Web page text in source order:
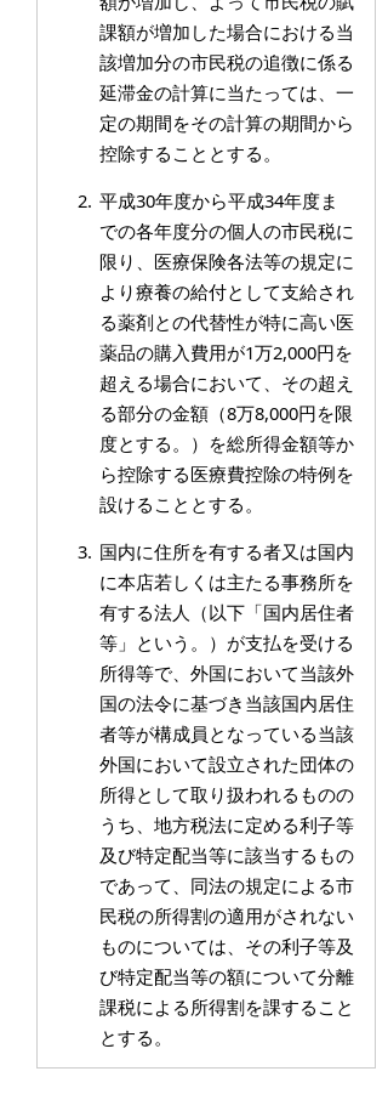
課額が増加した場合における当
該増加分の市民税の追徴に係る
延滞金の計算に当たっては、一
定の期間をその計算の期間から
控除することとする。
平成30年度から平成34年度ま
での各年度分の個人の市民税に
限り、医療保険各法等の規定に
より療養の給付として支給され
る薬剤との代替性が特に高い医
薬品の購入費用が1万2,000円を
超える場合において、その超え
る部分の金額（8万8,000円を限
度とする。）を総所得金額等か
ら控除する医療費控除の特例を
設けることとする。
国内に住所を有する者又は国内
に本店若しくは主たる事務所を
有する法人（以下「国内居住者
等」という。）が支払を受ける
所得等で、外国において当該外
国の法令に基づき当該国内居住
者等が構成員となっている当該
外国において設立された団体の
所得として取り扱われるものの
うち、地方税法に定める利子等
及び特定配当等に該当するもの
であって、同法の規定による市
民税の所得割の適用がされない
ものについては、その利子等及
び特定配当等の額について分離
課税による所得割を課すること
とする。